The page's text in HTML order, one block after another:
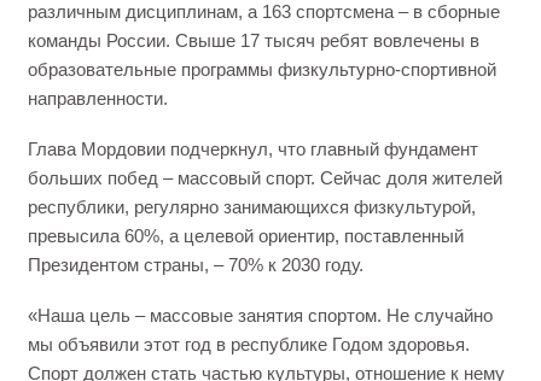
различным дисциплинам, а 163 спортсмена – в сборные
команды России. Свыше 17 тысяч ребят вовлечены в
образовательные программы физкультурно-спортивной
направленности.
Глава Мордовии подчеркнул, что главный фундамент
больших побед – массовый спорт. Сейчас доля жителей
республики, регулярно занимающихся физкультурой,
превысила 60%, а целевой ориентир, поставленный
Президентом страны, – 70% к 2030 году.
«Наша цель – массовые занятия спортом. Не случайно
мы объявили этот год в республике Годом здоровья.
Спорт должен стать частью культуры, отношение к нему